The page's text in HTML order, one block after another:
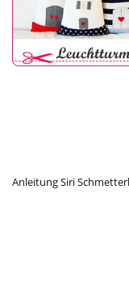
Anleitung Siri